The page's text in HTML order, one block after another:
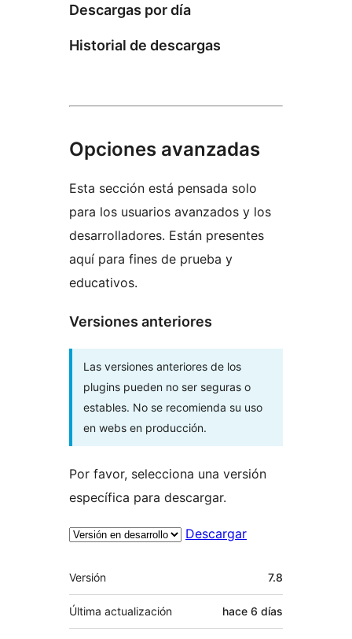
Descargas por día
Historial de descargas
Opciones avanzadas
Esta sección está pensada solo
para los usuarios avanzados y los
desarrolladores. Están presentes
aquí para fines de prueba y
educativos.
Versiones anteriores
Las versiones anteriores de los
plugins pueden no ser seguras o
estables. No se recomienda su uso
en webs en producción.
Por favor, selecciona una versión
específica para descargar.
Descargar
Meta
Versión 7.8
Última actualización hace 6 días